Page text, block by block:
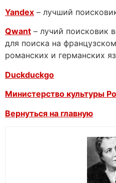
Yandex – лучший
Qwant – лучий поисковик
для поиска на
романских и германских
Duckduckgo
Министерство культуры
Вернуться на главную